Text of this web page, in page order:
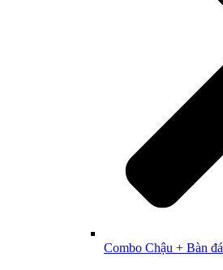
Combo Chậu + Bàn đá